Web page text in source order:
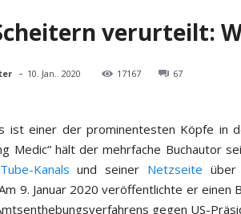
verurteilt:
- 10. Jan.. 2020 17167 67
ist einer der prominentesten Köpfe in
Medic“ hält der mehrfache Buchautor
Kanals und seiner Netzseite über
9. Januar 2020 veröffentlichte er
gegen US-